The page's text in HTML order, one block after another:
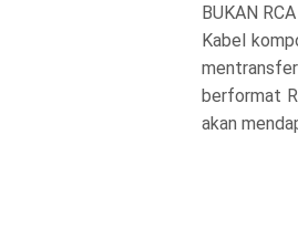
BUKAN
Kabel
berformat
akan